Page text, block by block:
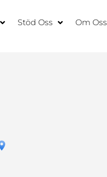
Stöd Oss Om Oss